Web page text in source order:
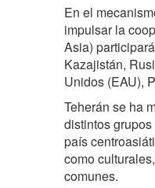
En el
impulsar la
Asia)
Kazajistán,
Unidos (EAU),
Teherán se ha
distintos
país
como
comunes.